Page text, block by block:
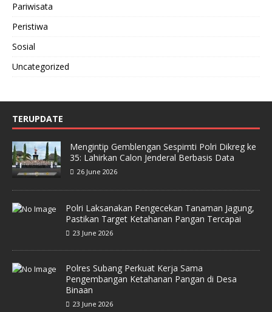
Pariwisata
Peristiwa
Sosial
Uncategorized
TERUPDATE
Mengintip Gemblengan Sespimti Polri Dikreg ke
35: Lahirkan Calon Jenderal Berbasis Data
26 June 2026
Polri Laksanakan Pengecekan Tanaman Jagung,
Pastikan Target Ketahanan Pangan Tercapai
23 June 2026
Polres Subang Perkuat Kerja Sama
Pengembangan Ketahanan Pangan di Desa
Binaan
23 June 2026